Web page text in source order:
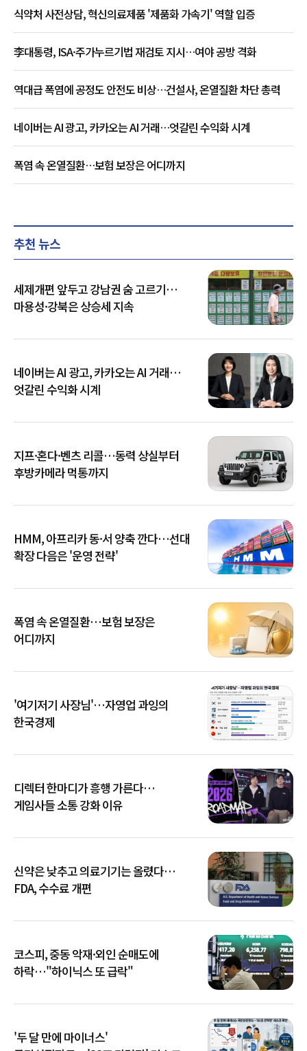
식약처 사전상담, 혁신의료제품 '제품화 가속기' 역할 입증
李대통령, ISA·주가누르기법 재검토 지시…여야 공방 격화
역대급 폭염에 공정도 안전도 비상…건설사, 온열질환 차단 총력
네이버는 AI 광고, 카카오는 AI 거래…엇갈린 수익화 시계
폭염 속 온열질환…보험 보장은 어디까지
추천 뉴스
세제개편 앞두고 강남권 숨 고르기…
마용성·강북은 상승세 지속
네이버는 AI 광고, 카카오는 AI 거래…
엇갈린 수익화 시계
지프·혼다·벤츠 리콜…동력 상실부터
후방카메라 먹통까지
HMM, 아프리카 동·서 양축 깐다…선대
확장 다음은 '운영 전략'
폭염 속 온열질환…보험 보장은
어디까지
'여기저기 사장님'…자영업 과잉의
한국경제
디렉터 한마디가 흥행 가른다…
게임사들 소통 강화 이유
신약은 낮추고 의료기기는 올렸다…
FDA, 수수료 개편
코스피, 중동 악재·외인 순매도에
하락…"하이닉스 또 급락"
'두 달 만에 마이너스'